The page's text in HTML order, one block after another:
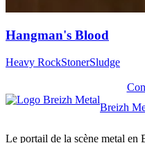
Hangman's Blood
Heavy RockStonerSludge
Breizh
Le portail de la scène metal en